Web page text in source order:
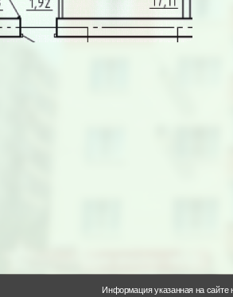
Информация указанная на